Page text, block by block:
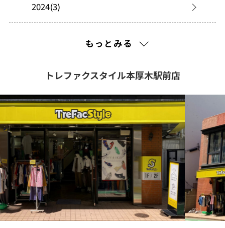
2024(3)
2021(260)
2020(373)
2019(303)
2018(55)
2017(268)
もっとみる
トレファクスタイル本厚木駅前店